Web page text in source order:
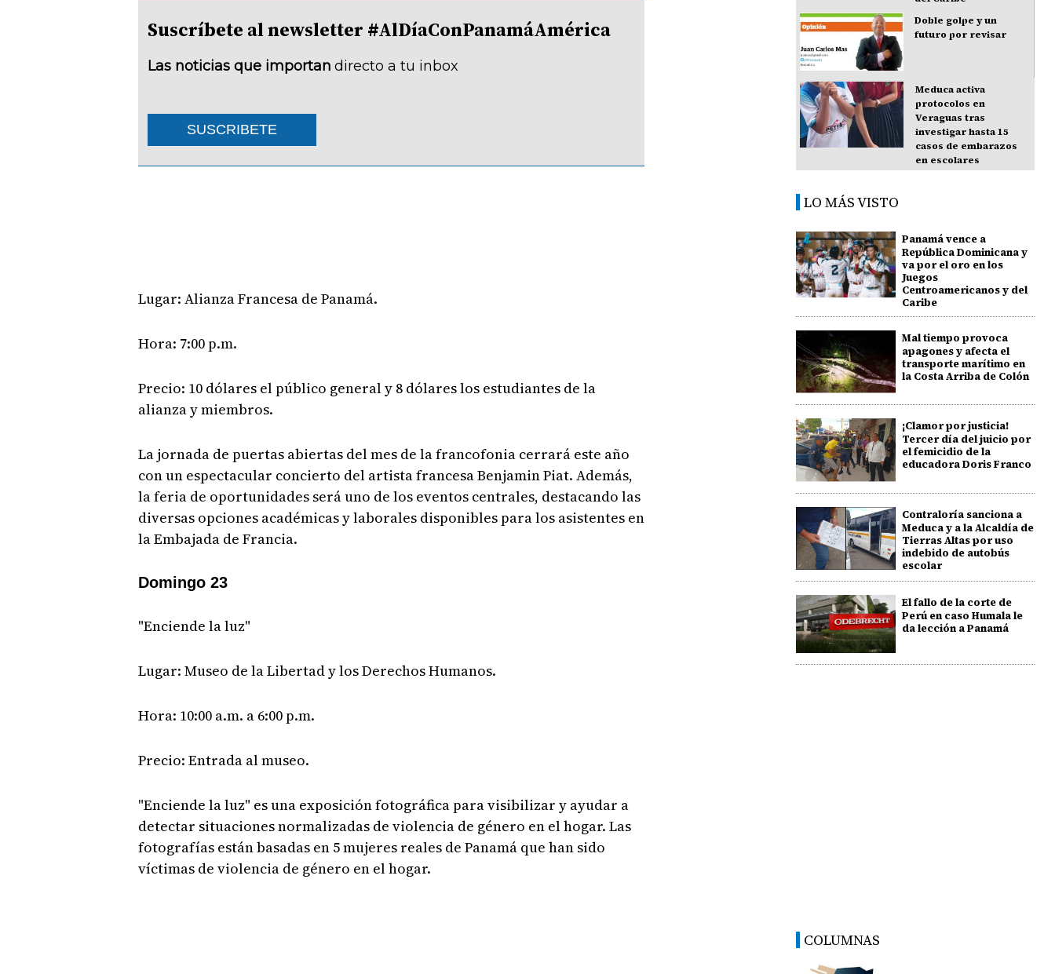
Suscríbete al newsletter #AlDíaConPanamáAmérica
Las noticias que importan directo a tu inbox
SUSCRIBETE
Lugar: Alianza Francesa de Panamá.
Hora: 7:00 p.m.
Precio: 10 dólares el público general y 8 dólares los estudiantes de la
alianza y miembros.
La jornada de puertas abiertas del mes de la francofonia cerrará este año
con un espectacular concierto del artista francesa Benjamin Piat. Además,
la feria de oportunidades será uno de los eventos centrales, destacando las
diversas opciones académicas y laborales disponibles para los asistentes en
la Embajada de Francia.
Domingo 23
"Enciende la luz"
Lugar: Museo de la Libertad y los Derechos Humanos.
Hora: 10:00 a.m. a 6:00 p.m.
Precio: Entrada al museo.
"Enciende la luz" es una exposición fotográfica para visibilizar y ayudar a
detectar situaciones normalizadas de violencia de género en el hogar. Las
fotografías están basadas en 5 mujeres reales de Panamá que han sido
víctimas de violencia de género en el hogar.
Doble golpe y un
futuro por revisar
Meduca activa
protocolos en
Veraguas tras
investigar hasta 15
casos de embarazos
en escolares
LO MÁS VISTO
Panamá vence a
República Dominicana y
va por el oro en los
Juegos
Centroamericanos y del
Caribe
Mal tiempo provoca
apagones y afecta el
transporte marítimo en
la Costa Arriba de Colón
¡Clamor por justicia!
Tercer día del juicio por
el femicidio de la
educadora Doris Franco
Contraloría sanciona a
Meduca y a la Alcaldía de
Tierras Altas por uso
indebido de autobús
escolar
El fallo de la corte de
Perú en caso Humala le
da lección a Panamá
COLUMNAS